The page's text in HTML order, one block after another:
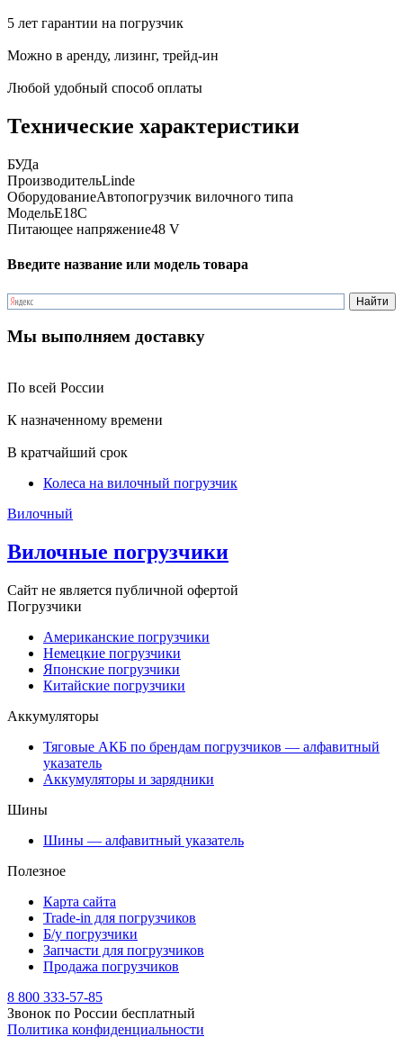
5 лет гарантии на погрузчик
Можно в аренду, лизинг, трейд-ин
Любой удобный способ оплаты
Технические характеристики
БУДа
ПроизводительLinde
ОборудованиеАвтопогрузчик вилочного типа
МодельE18C
Питающее напряжение48 V
Введите название или модель товара
Мы выполняем доставку
По всей России
К назначенному времени
В кратчайший срок
Колеса на вилочный погрузчик
Вилочный
Вилочные погрузчики
Сайт не является публичной офертой
Погрузчики
Американские погрузчики
Немецкие погрузчики
Японские погрузчики
Китайские погрузчики
Аккумуляторы
Тяговые АКБ по брендам погрузчиков — алфавитный
указатель
Аккумуляторы и зарядники
Шины
Шины — алфавитный указатель
Полезное
Карта сайта
Trade-in для погрузчиков
Б/у погрузчики
Запчасти для погрузчиков
Продажа погрузчиков
8 800 333-57-85
Звонок по России бесплатный
Политика конфиденциальности